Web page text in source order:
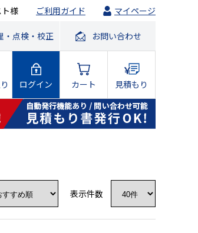
様 ご利用ガイド マイページ
・点検・校正 お問い合わせ
ログイン カート 見積もり
表示件数